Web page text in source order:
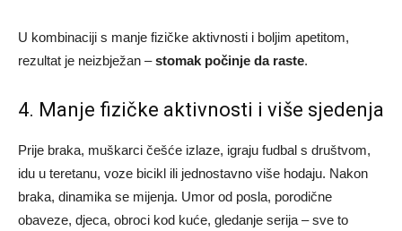
U kombinaciji s manje fizičke aktivnosti i boljim apetitom,
rezultat je neizbježan –stomak počinje da raste.
4. Manje fizičke aktivnosti i više sjedenja
Prije braka, muškarci češće izlaze, igraju fudbal s društvom,
idu u teretanu, voze bicikl ili jednostavno više hodaju. Nakon
braka, dinamika se mijenja. Umor od posla, porodične
obaveze, djeca, obroci kod kuće, gledanje serija – sve to